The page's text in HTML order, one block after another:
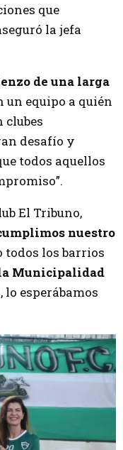
que
la jefa
de una larga
un equipo a quién
clubes
desafío y
todos aquellos
El Tribuno,
nuestro
todos los barrios
Municipalidad
esperábamos